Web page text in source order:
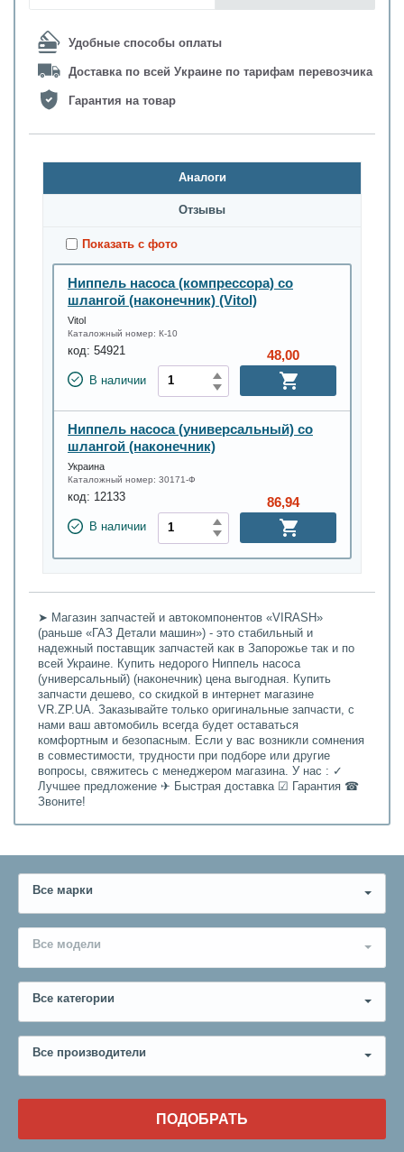
Удобные способы оплаты
Доставка по всей Украине по тарифам перевозчика
Гарантия на товар
Аналоги
Oтзывы
Показать с фото
Ниппель насоса (компрессора) со
шлангой (наконечник) (Vitol)
Vitol
Каталожный номер: К-10
код: 54921
В наличии
48,00
Ниппель насоса (универсальный) со
шлангой (наконечник)
Украина
Каталожный номер: 30171-Ф
код: 12133
В наличии
86,94
➤ Магазин запчастей и автокомпонентов «VIRASH»
(раньше «ГАЗ Детали машин») - это стабильный и
надежный поставщик запчастей как в Запорожье так и по
всей Украине. Купить недорого Ниппель насоса
(универсальный) (наконечник) цена выгодная. Купить
запчасти дешево, со скидкой в интернет магазине
VR.ZP.UA. Заказывайте только оригинальные запчасти, с
нами ваш автомобиль всегда будет оставаться
комфортным и безопасным. Если у вас возникли сомнения
в совместимости, трудности при подборе или другие
вопросы, свяжитесь с менеджером магазина. У нас : ✓
Лучшее предложение ✈ Быстрая доставка ☑ Гарантия ☎
Звоните!
Все марки
Все модели
Все категории
Все производители
ПОДОБРАТЬ